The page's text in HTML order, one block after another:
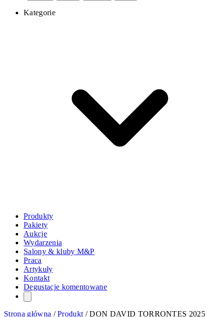
Kategorie
Produkty
Pakiety
Aukcje
Wydarzenia
Salony & kluby M&P
Praca
Artykuły
Kontakt
Degustacje komentowane
Strona główna /Produkt /DON DAVID TORRONTES 2025